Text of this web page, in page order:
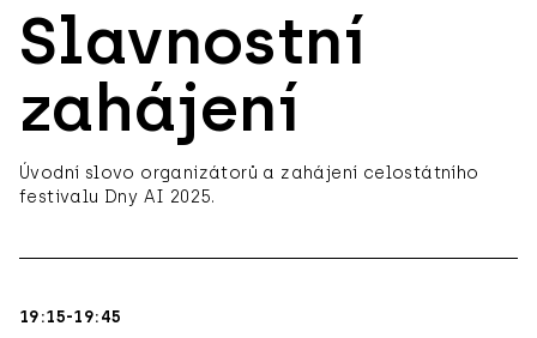
Slavnostní
zahájení
Úvodní slovo organizátorů a zahájení celostátního
festivalu Dny AI 2025.
19:15-19:45